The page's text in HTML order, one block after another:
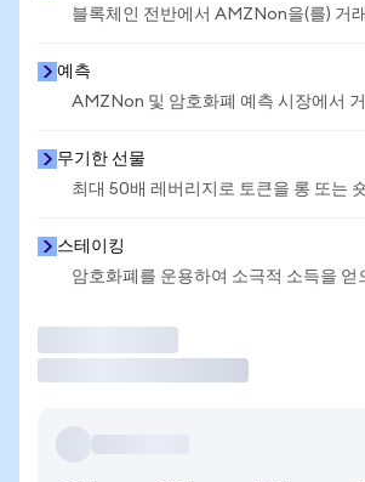
블록체인 전반에서 AMZNon을(를) 거
예측
AMZNon 및 암호화폐 예측 시장에서
무기한 선물
최대 50배 레버리지로 토큰을 롱 또는
스테이킹
암호화폐를 운용하여 소극적 소득을 얻